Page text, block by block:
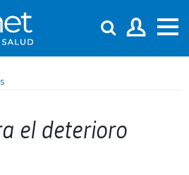
el deterioro